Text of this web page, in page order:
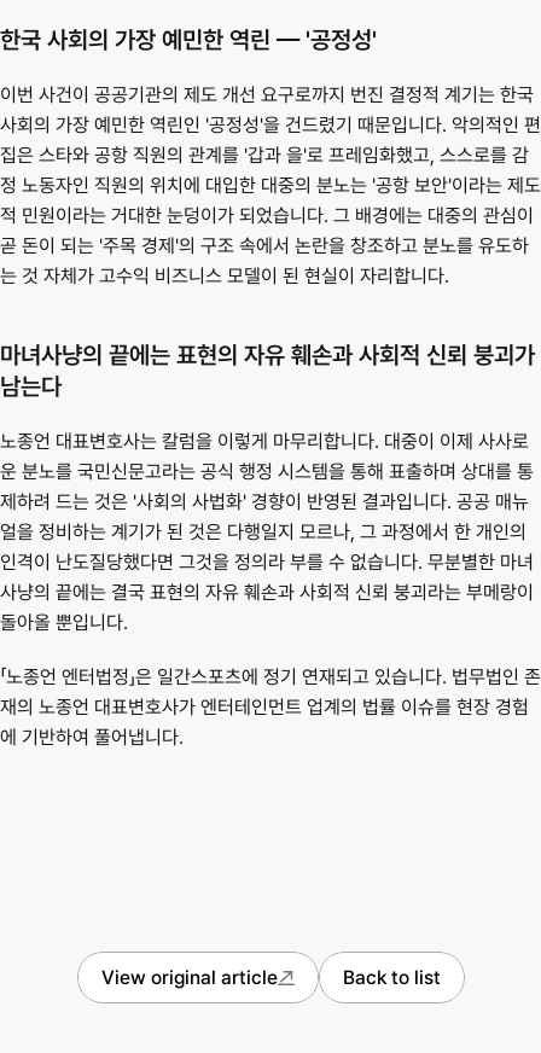
한국 사회의 가장 예민한 역린 — '공정성'
이번 사건이 공공기관의 제도 개선 요구로까지 번진 결정적 계기는 한국
사회의 가장 예민한 역린인 '공정성'을 건드렸기 때문입니다. 악의적인 편
집은 스타와 공항 직원의 관계를 '갑과 을'로 프레임화했고, 스스로를 감
정 노동자인 직원의 위치에 대입한 대중의 분노는 '공항 보안'이라는 제도
적 민원이라는 거대한 눈덩이가 되었습니다. 그 배경에는 대중의 관심이
곧 돈이 되는 '주목 경제'의 구조 속에서 논란을 창조하고 분노를 유도하
는 것 자체가 고수익 비즈니스 모델이 된 현실이 자리합니다.
마녀사냥의 끝에는 표현의 자유 훼손과 사회적 신뢰 붕괴가
남는다
노종언 대표변호사는 칼럼을 이렇게 마무리합니다. 대중이 이제 사사로
운 분노를 국민신문고라는 공식 행정 시스템을 통해 표출하며 상대를 통
제하려 드는 것은 '사회의 사법화' 경향이 반영된 결과입니다. 공공 매뉴
얼을 정비하는 계기가 된 것은 다행일지 모르나, 그 과정에서 한 개인의
인격이 난도질당했다면 그것을 정의라 부를 수 없습니다. 무분별한 마녀
사냥의 끝에는 결국 표현의 자유 훼손과 사회적 신뢰 붕괴라는 부메랑이
돌아올 뿐입니다.
「노종언 엔터법정」은 일간스포츠에 정기 연재되고 있습니다. 법무법인 존
재의 노종언 대표변호사가 엔터테인먼트 업계의 법률 이슈를 현장 경험
에 기반하여 풀어냅니다.
View original article Back to list